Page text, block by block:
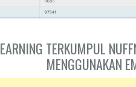
EARNING TERKUMPUL
MENGGUNAKAN